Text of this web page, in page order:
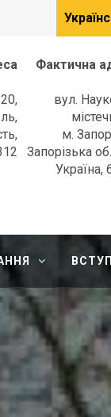
Фактична
вул.
м.
Запорізька
Україна,